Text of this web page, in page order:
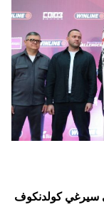
سيرغي كولدنكوف